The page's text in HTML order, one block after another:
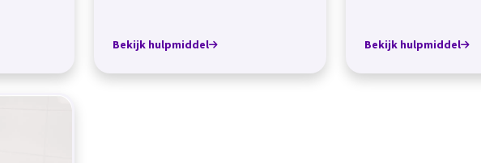
Bekijk hulpmiddel Bekijk hulpmiddel